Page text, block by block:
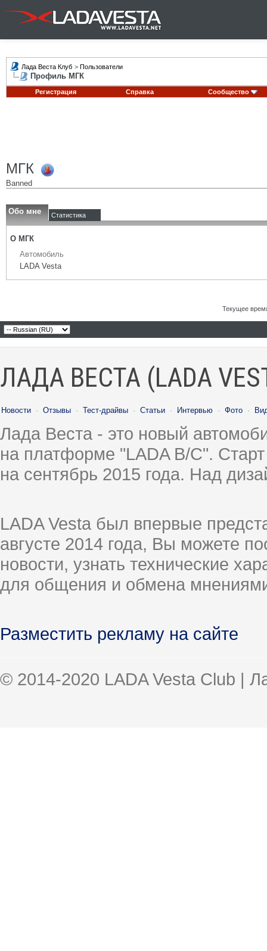
Лада Веста Клуб > Пользователи
Профиль МГК
Регистрация Справка Сообщество
МГК
Banned
Обо мне Статистика
О МГК
Автомобиль
LADA Vesta
Текущее
ЛАДА ВЕСТА (LADA
Новости · Отзывы · Тест-драйвы · Статьи · Интервью · Фото ·
Лада Веста - это новый
на платформе "LADA B/C".
на сентябрь 2015 года. Над
LADA Vesta был впервые
августе 2014 года, Вы можете
новости, узнать технические
для общения и обмена
Разместить рекламу на сайте
© 2014-2020 LADA Vesta Club |